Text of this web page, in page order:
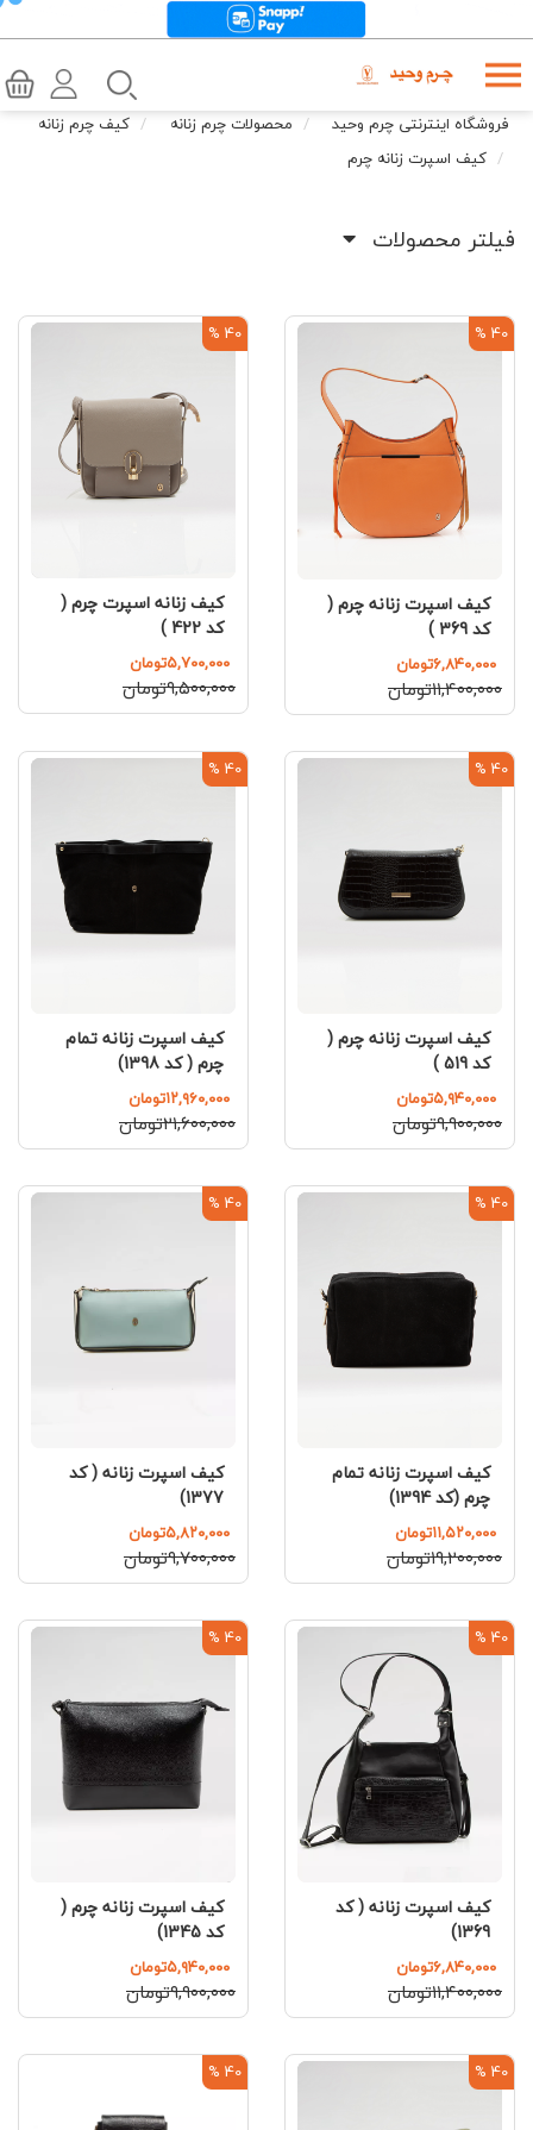
فروشگاه اینترنتی چرم وحید محصولات چرم زنانه
کیف چرم زنانه
کیف اسپرت زنانه چرم
فیلتر محصولات
40 %
کیف اسپرت زنانه چرم (
کد 369 )
۶,۸۴۰,۰۰۰تومان
۱۱,۴۰۰,۰۰۰تومان
40 %
کیف زنانه اسپرت چرم (
کد 422 )
۵,۷۰۰,۰۰۰تومان
۹,۵۰۰,۰۰۰تومان
40 %
کیف اسپرت زنانه چرم (
کد 519 )
۵,۹۴۰,۰۰۰تومان
۹,۹۰۰,۰۰۰تومان
40 %
کیف اسپرت زنانه تمام
چرم ( کد 1398)
۱۲,۹۶۰,۰۰۰تومان
۲۱,۶۰۰,۰۰۰تومان
40 %
کیف اسپرت زنانه تمام
چرم (کد 1394)
۱۱,۵۲۰,۰۰۰تومان
۱۹,۲۰۰,۰۰۰تومان
40 %
کیف اسپرت زنانه ( کد
1377)
۵,۸۲۰,۰۰۰تومان
۹,۷۰۰,۰۰۰تومان
40 %
کیف اسپرت زنانه ( کد
1369)
۶,۸۴۰,۰۰۰تومان
۱۱,۴۰۰,۰۰۰تومان
40 %
کیف اسپرت زنانه چرم (
کد 1345)
۵,۹۴۰,۰۰۰تومان
۹,۹۰۰,۰۰۰تومان
40 %
40 %